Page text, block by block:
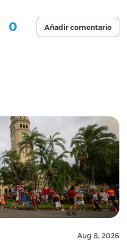
0 Añadir comentario
Aug 8, 2026